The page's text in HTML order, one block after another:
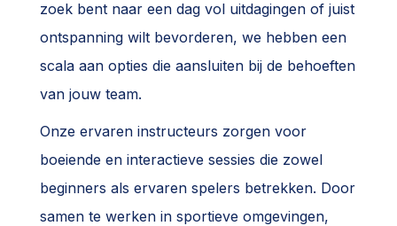
zoek bent naar een dag vol uitdagingen of juist
ontspanning wilt bevorderen, we hebben een
scala aan opties die aansluiten bij de behoeften
van jouw team.
Onze ervaren instructeurs zorgen voor
boeiende en interactieve sessies die zowel
beginners als ervaren spelers betrekken. Door
samen te werken in sportieve omgevingen,